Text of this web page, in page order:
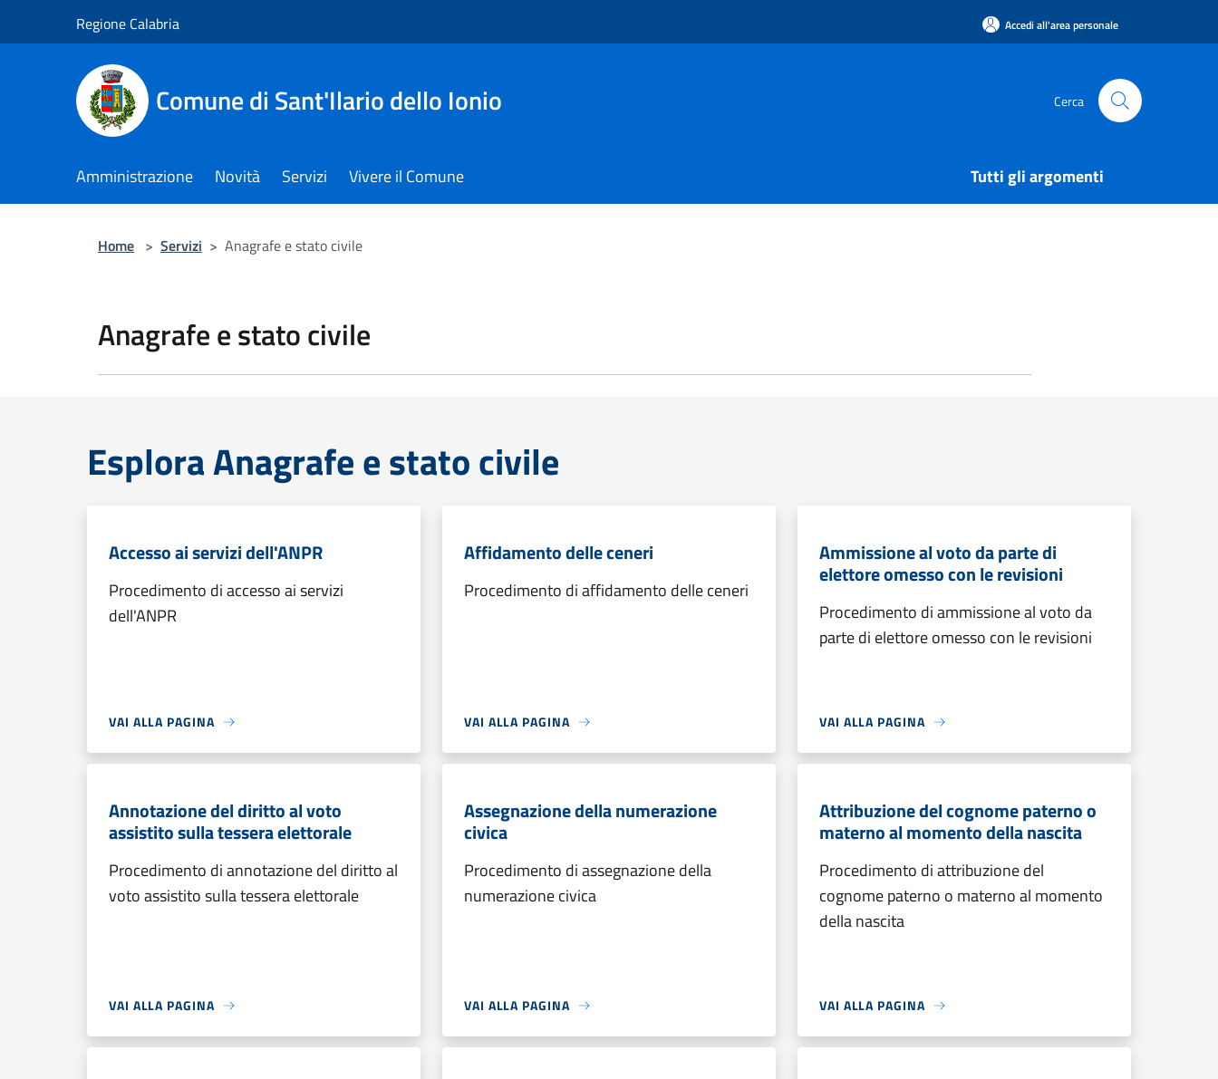
Regione Calabria Accedi all'area personale
Comune di Sant'Ilario dello Ionio Cerca
Amministrazione Novità Servizi Vivere il Comune Tutti gli argomenti
Home > Servizi > Anagrafe e stato civile
Anagrafe e stato civile
Esplora Anagrafe e stato civile
Accesso ai servizi dell'ANPR
Procedimento di accesso ai servizi
dell'ANPR
VAI ALLA PAGINA
Affidamento delle ceneri
Procedimento di affidamento delle ceneri
VAI ALLA PAGINA
Ammissione al voto da parte di
elettore omesso con le revisioni
Procedimento di ammissione al voto da
parte di elettore omesso con le revisioni
VAI ALLA PAGINA
Annotazione del diritto al voto
assistito sulla tessera elettorale
Procedimento di annotazione del diritto al
voto assistito sulla tessera elettorale
VAI ALLA PAGINA
Assegnazione della numerazione
civica
Procedimento di assegnazione della
numerazione civica
VAI ALLA PAGINA
Attribuzione del cognome paterno o
materno al momento della nascita
Procedimento di attribuzione del
cognome paterno o materno al momento
della nascita
VAI ALLA PAGINA